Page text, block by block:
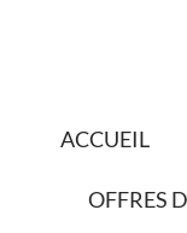
ACCUEIL
OFFRES